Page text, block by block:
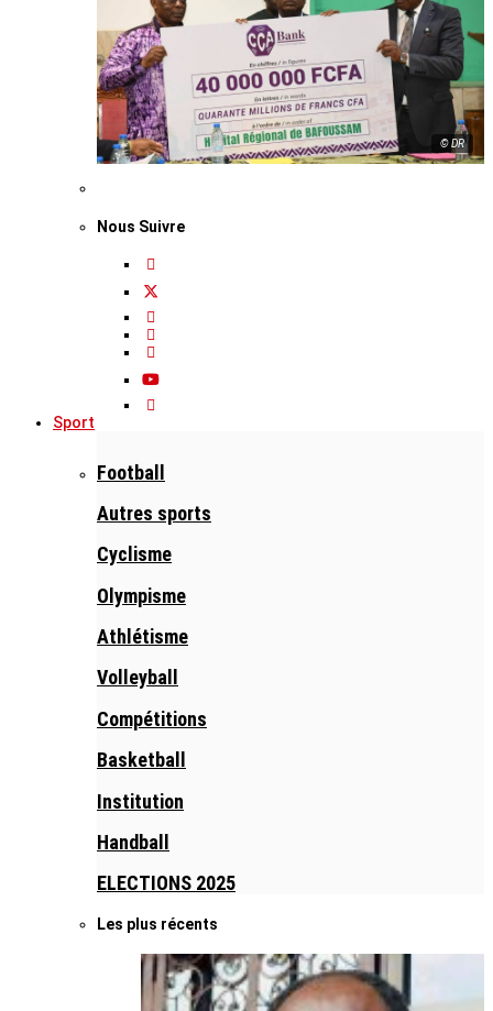
© DR
Nous Suivre
Sport
Football
Autres sports
Cyclisme
Olympisme
Athlétisme
Volleyball
Compétitions
Basketball
Institution
Handball
ELECTIONS 2025
Les plus récents